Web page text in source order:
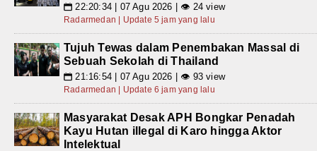
📅 22:20:34 | 07 Agu 2026 | 👁 24 view
Radarmedan | Update 5 jam yang lalu
Tujuh Tewas dalam Penembakan Massal di
Sebuah Sekolah di Thailand
📅 21:16:54 | 07 Agu 2026 | 👁 93 view
Radarmedan | Update 6 jam yang lalu
Masyarakat Desak APH Bongkar Penadah
Kayu Hutan illegal di Karo hingga Aktor
Intelektual